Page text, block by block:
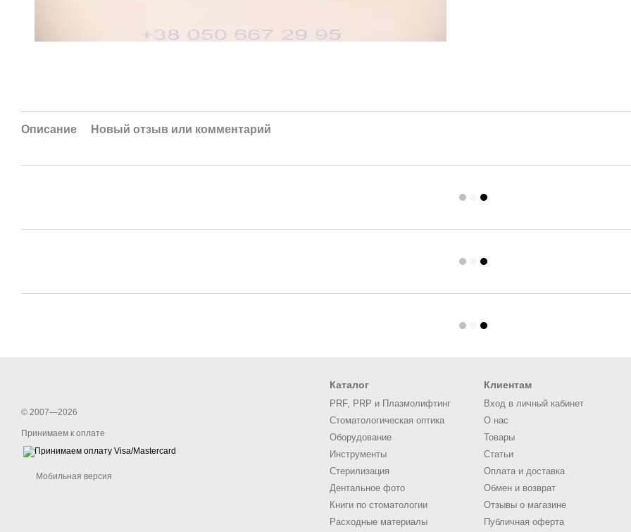
Описание Новый отзыв или комментарий
© 2007—2026
Принимаем к оплате
Мобильная версия
Каталог
PRF, PRP и Плазмолифтинг
Стоматологическая оптика
Оборудование
Инструменты
Стерилизация
Дентальное фото
Книги по стоматологии
Расходные материалы
Клиентам
Вход в личный кабинет
О нас
Товары
Статьи
Оплата и доставка
Обмен и возврат
Отзывы о магазине
Публичная оферта